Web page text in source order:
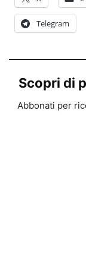
Telegram
Scopri di
Abbonati per